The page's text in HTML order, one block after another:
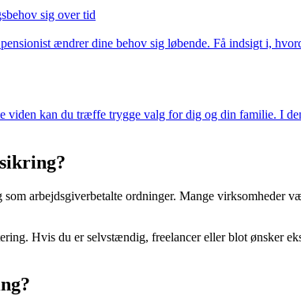
sig over tid
ændrer dine behov sig løbende. Få indsigt i,
viden kan du træffe trygge valg for dig og din familie. I
arbejdsgiverbetalte ordninger. Mange virksomheder
Hvis du er selvstændig, freelancer eller blot ønsker